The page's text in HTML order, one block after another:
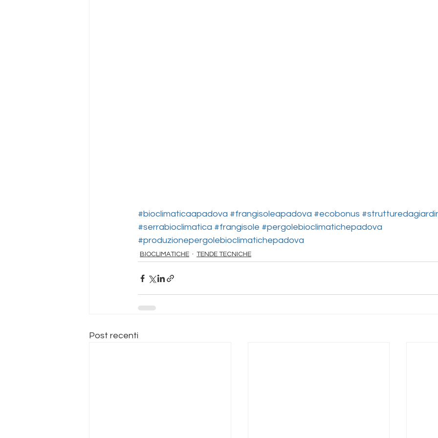
#bioclimaticaapadova #frangisoleapadova #ecobonus
#serrabioclimatica #frangisole #pergolebioclimatichepadova
#produzionepergolebioclimatichepadova
BIOCLIMATICHE TENDE TECNICHE
Post recenti